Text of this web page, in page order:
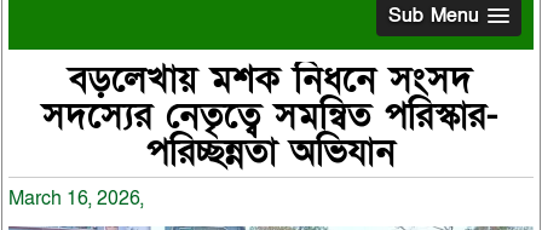
Sub Menu
বড়লেখায় মশক নিধনে সংসদ
সদস্যের নেতৃত্বে সমন্বিত পরিস্কার-
পরিচ্ছন্নতা অভিযান
March 16, 2026,